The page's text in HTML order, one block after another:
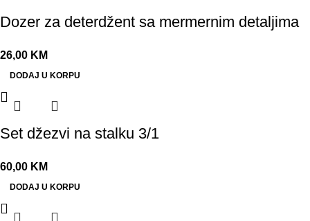
Dozer za deterdžent sa mermernim detaljima
26,00 KM
DODAJ U KORPU
Set džezvi na stalku 3/1
60,00 KM
DODAJ U KORPU